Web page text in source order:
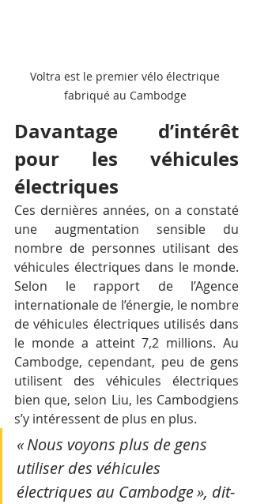
Voltra est le premier vélo électrique
fabriqué au Cambodge
Davantage d’intérêt
pour les véhicules
électriques
Ces dernières années, on a constaté
une augmentation sensible du
nombre de personnes utilisant des
véhicules électriques dans le monde.
Selon le rapport de l’Agence
internationale de l’énergie, le nombre
de véhicules électriques utilisés dans
le monde a atteint 7,2 millions. Au
Cambodge, cependant, peu de gens
utilisent des véhicules électriques
bien que, selon Liu, les Cambodgiens
s’y intéressent de plus en plus.
« Nous voyons plus de gens
utiliser des véhicules
électriques au Cambodge », dit-